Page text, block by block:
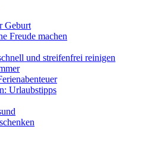
Geburt
Freude machen
und streifenfrei reinigen
Urlaubstipps